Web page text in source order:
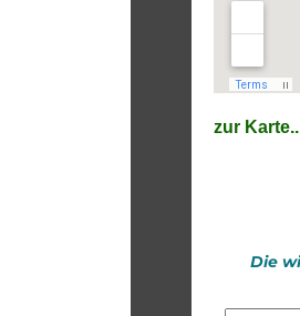
zur
Die